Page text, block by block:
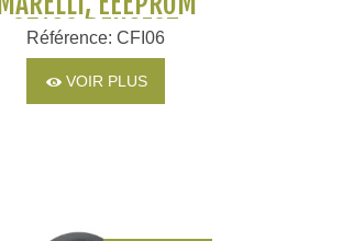
95160 PEUGEOT
Référence: CFI06
VOIR PLUS